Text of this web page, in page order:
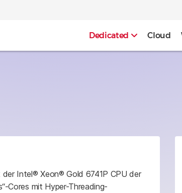
Dedicated Cloud
Intel® Xeon® Gold 6741P CPU der
Cores mit Hyper-Threading-